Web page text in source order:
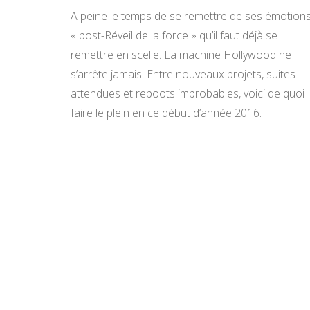
A peine le temps de se remettre de ses
« post-Réveil de la force » qu’il faut déjà se
remettre en scelle. La machine Hollywood ne
s’arrête jamais. Entre nouveaux projets, suites
attendues et reboots improbables, voici de quoi
faire le plein en ce début d’année 2016.